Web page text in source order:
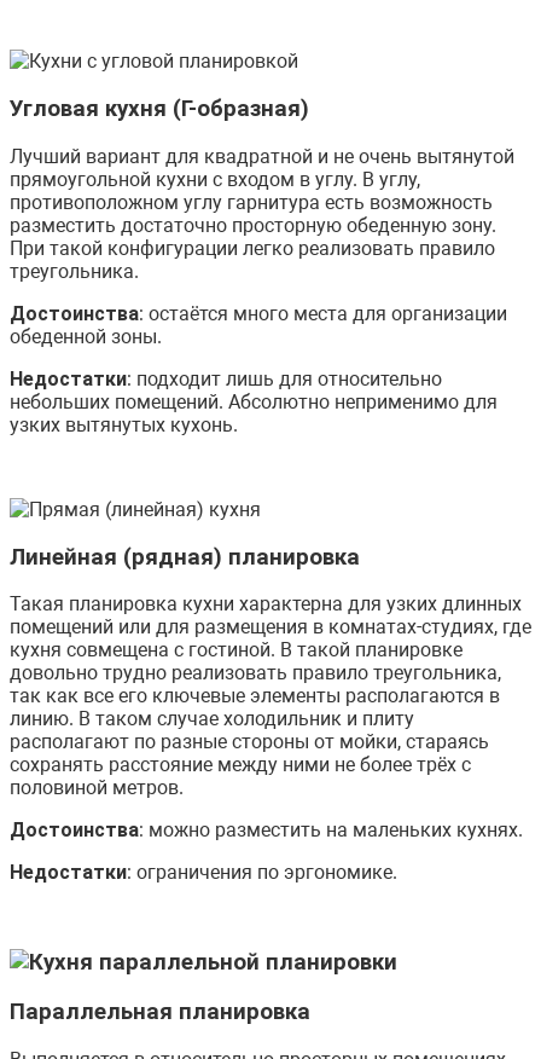
Угловая кухня (Г-образная)
Лучший вариант для квадратной и не очень вытянутой
прямоугольной кухни с входом в углу. В углу,
противоположном углу гарнитура есть возможность
разместить достаточно просторную обеденную зону.
При такой конфигурации легко реализовать правило
треугольника.
Достоинства: остаётся много места для организации
обеденной зоны.
Недостатки: подходит лишь для относительно
небольших помещений. Абсолютно неприменимо для
узких вытянутых кухонь.
Линейная (рядная) планировка
Такая планировка кухни характерна для узких длинных
помещений или для размещения в комнатах-студиях, где
кухня совмещена с гостиной. В такой планировке
довольно трудно реализовать правило треугольника,
так как все его ключевые элементы располагаются в
линию. В таком случае холодильник и плиту
располагают по разные стороны от мойки, стараясь
сохранять расстояние между ними не более трёх с
половиной метров.
Достоинства: можно разместить на маленьких кухнях.
Недостатки: ограничения по эргономике.
Параллельная планировка